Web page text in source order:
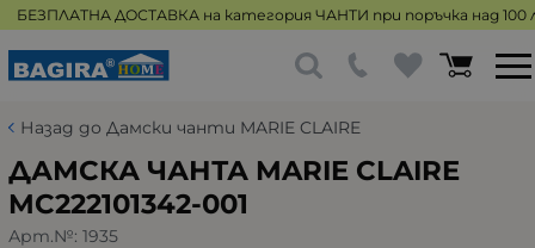
БЕЗПЛАТНА ДОСТАВКА на категория ЧАНТИ при поръчка над 100
Назад до Дамски чанти MARIE CLAIRE
ДАМСКА ЧАНТА MARIE CLAIRE
MC222101342-001
Арт.№: 1935